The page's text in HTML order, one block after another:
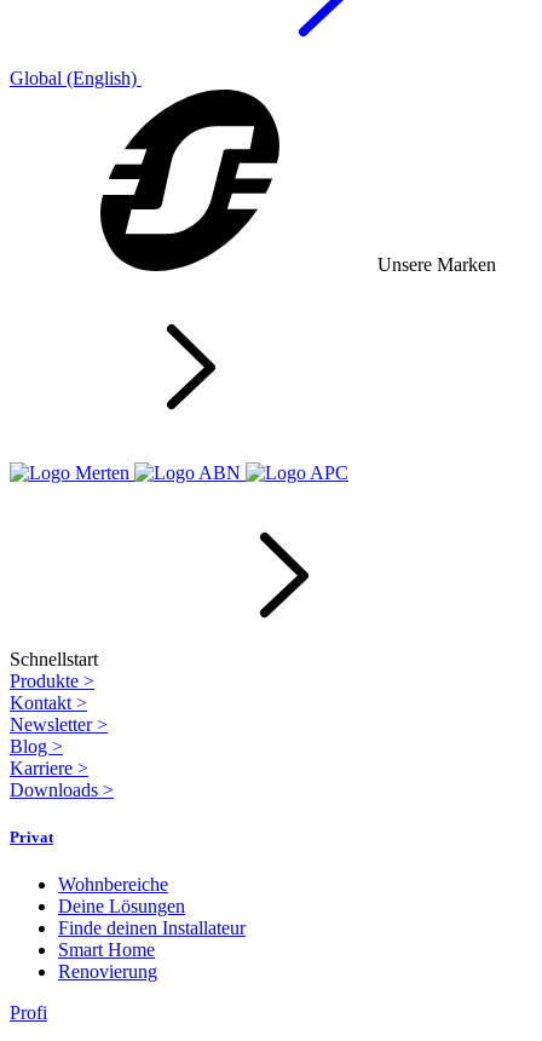
Global (English)
Unsere Marken
Schnellstart
Produkte >
Kontakt >
Newsletter>
Blog >
Karriere >
Downloads >
Privat
Wohnbereiche
Deine Lösungen
Finde deinen Installateur
Smart Home
Renovierung
Profi